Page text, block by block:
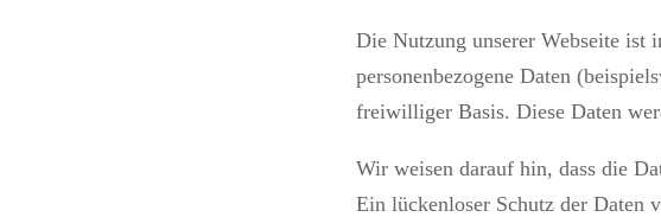
Die Nutzung unserer Webseite ist
personenbezogene Daten
freiwilliger Basis. Diese Daten
Wir weisen darauf hin, dass die
Ein lückenloser Schutz der